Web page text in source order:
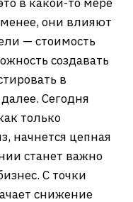
они влияют
— стоимость
создавать
в
Сегодня
только
начнется цепная
станет важно
С точки
снижение